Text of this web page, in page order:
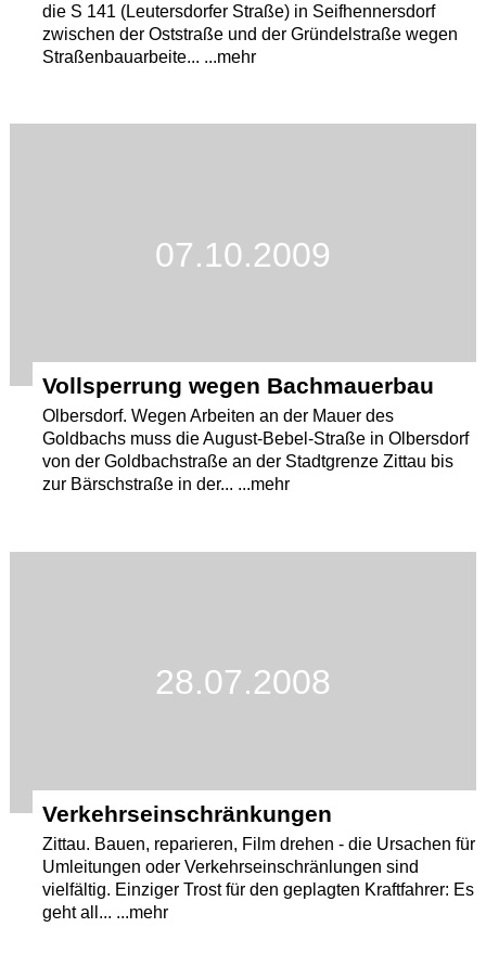
die S 141 (Leutersdorfer Straße) in Seifhennersdorf
zwischen der Oststraße und der Gründelstraße wegen
Straßenbauarbeite... ...mehr
07.10.2009
Vollsperrung wegen Bachmauerbau
Olbersdorf. Wegen Arbeiten an der Mauer des
Goldbachs muss die August-Bebel-Straße in Olbersdorf
von der Goldbachstraße an der Stadtgrenze Zittau bis
zur Bärschstraße in der... ...mehr
28.07.2008
Verkehrseinschränkungen
Zittau. Bauen, reparieren, Film drehen - die Ursachen für
Umleitungen oder Verkehrseinschränlungen sind
vielfältig. Einziger Trost für den geplagten Kraftfahrer: Es
geht all... ...mehr